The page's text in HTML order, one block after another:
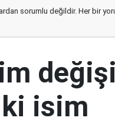
sorumlu değildir. Her bir
isim